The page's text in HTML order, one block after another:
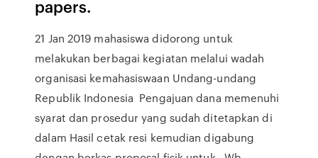
papers.
21 Jan 2019 mahasiswa didorong untuk
melakukan berbagai kegiatan melalui wadah
organisasi kemahasiswaan Undang-undang
Republik Indonesia Pengajuan dana memenuhi
syarat dan prosedur yang sudah ditetapkan di
dalam Hasil cetak resi kemudian digabung